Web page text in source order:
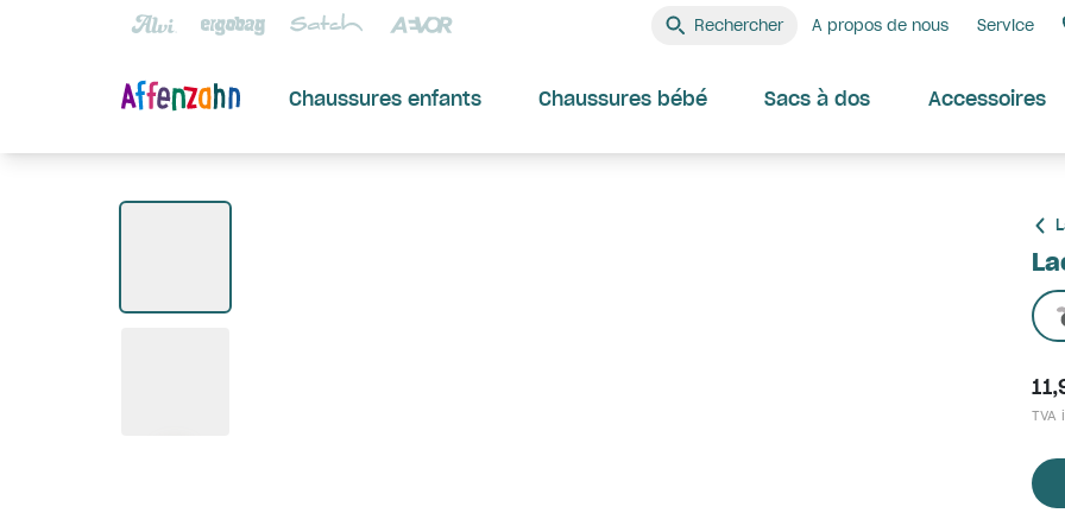
Rechercher A propos de nous Service
Chaussures enfants Chaussures bébé Sacs à dos Accessoires
TVA